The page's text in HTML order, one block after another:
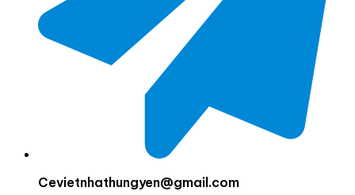
Cevietnhathungyen@gmail.com